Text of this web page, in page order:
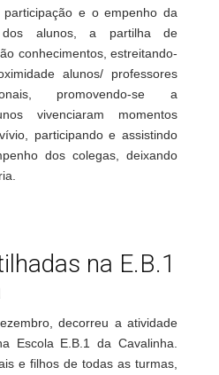
e o empenho da
dos alunos, a partilha de
conhecimentos, estreitando-
alunos/ professores
promovendo-se a
vivenciaram momentos
participando e assistindo
dos colegas, deixando
na E.B.1
decorreu a atividade
Escola E.B.1 da Cavalinha.
e filhos de todas as turmas,